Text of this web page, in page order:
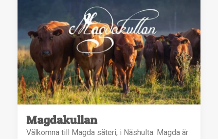
Magdakullan
Välkomna till Magda säteri, i Näshulta. Magda är